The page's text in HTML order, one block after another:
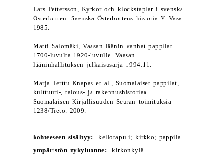
Lars Pettersson, Kyrkor och klockstaplar i svenska
Österbotten. Svenska Österbottens historia V. Vasa
1985.
Matti Salomäki, Vaasan läänin vanhat pappilat
1700-luvulta 1920-luvulle. Vaasan
lääninhallituksen julkaisusarja 1994:11.
Marja Terttu Knapas et al., Suomalaiset pappilat,
kulttuuri-, talous- ja rakennushistoriaa.
Suomalaisen Kirjallisuuden Seuran toimituksia
1238/Tieto. 2009.
kohteeseen sisältyy: kellotapuli; kirkko; pappila;
ympäristön nykyluonne: kirkonkylä;